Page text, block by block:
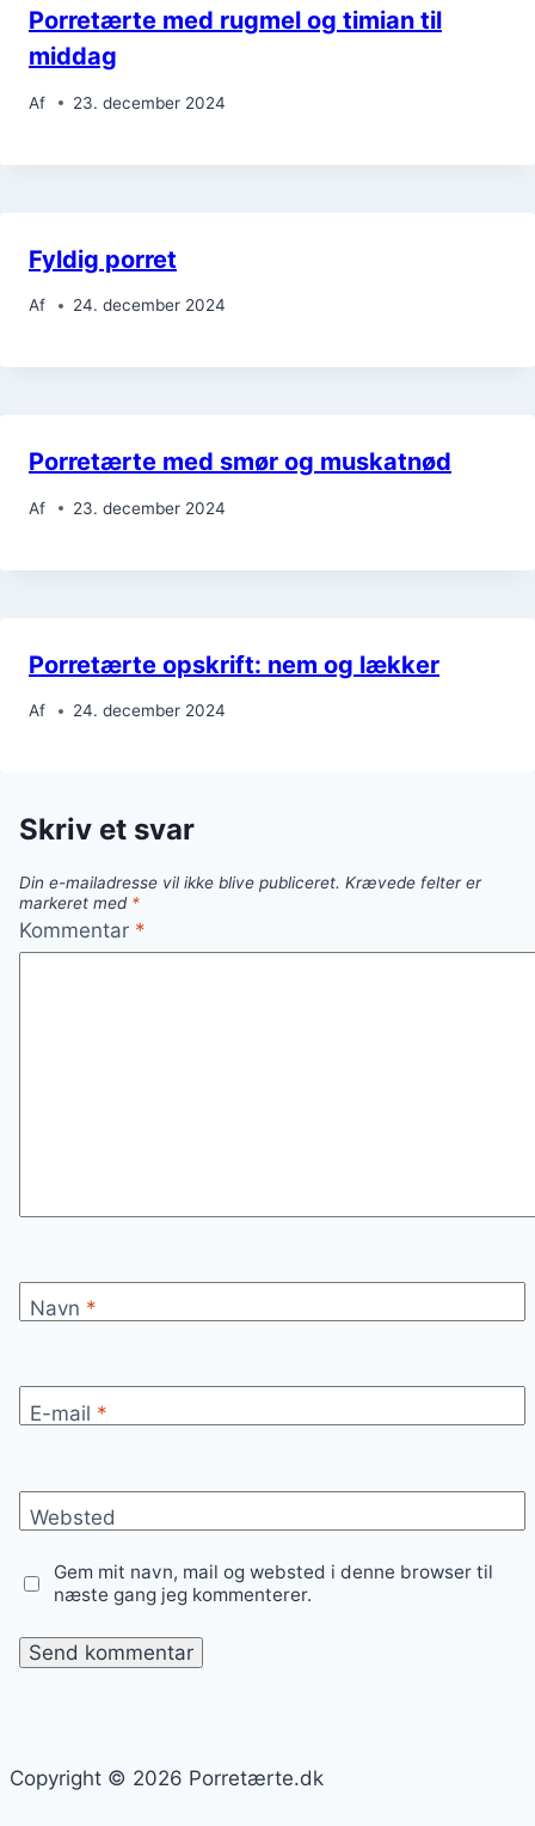
Porretærte med rugmel og timian til
middag
Af 23. december 2024
Fyldig porret
Af 24. december 2024
Porretærte med smør og muskatnød
Af 23. december 2024
Porretærte opskrift: nem og lækker
Af 24. december 2024
Skriv et svar
Din e-mailadresse vil ikke blive publiceret. Krævede felter er
markeret med *
Kommentar *
Navn *
E-mail *
Websted
Gem mit navn, mail og websted i denne browser til
næste gang jeg kommenterer.
Copyright © 2026 Porretærte.dk